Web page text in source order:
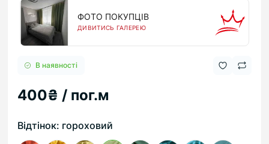
ФОТО ПОКУПЦІВ
ДИВИТИСЬ ГАЛЕРЕЮ
В наявності
400₴ / пог.м
Відтінок: гороховий